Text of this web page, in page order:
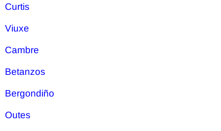
Curtis
Viuxe
Cambre
Betanzos
Bergondiño
Outes